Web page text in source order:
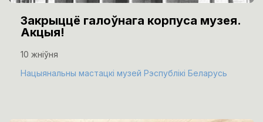
Закрыццё галоўнага корпуса музея.
Акцыя!
10 жніўня
Нацыянальны мастацкі музей Рэспублікі Беларусь